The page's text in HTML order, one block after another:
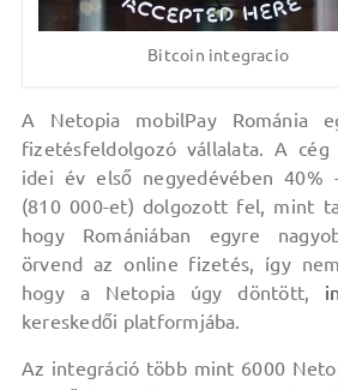
Bitcoin integracio
A Netopia mobilPay Románia
fizetésfeldolgozó vállalata. A
idei év első negyedévében 40%
(810 000-et) dolgozott fel, mint
hogy Romániában egyre
örvend az online fizetés, így
hogy a Netopia úgy döntött,
kereskedői platformjába.
Az integráció több mint 6000